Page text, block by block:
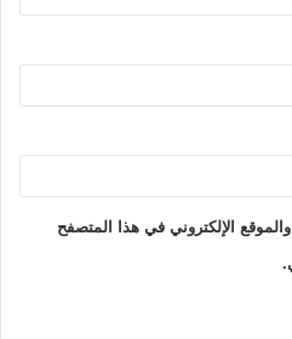
الإلكتروني في هذا المتصفح